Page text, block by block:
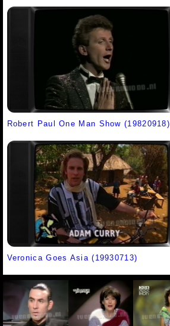
Robert Paul One Man Show (19820918)
Veronica Goes Asia (19930713)